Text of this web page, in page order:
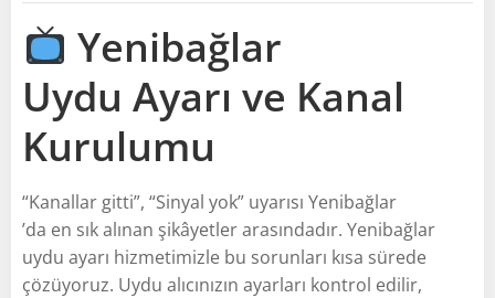
Yenibağlar
Uydu Ayarı ve Kanal
Kurulumu
“Kanallar gitti”, “Sinyal yok” uyarısı Yenibağlar
’da en sık alınan şikâyetler arasındadır. Yenibağlar
uydu ayarı hizmetimizle bu sorunları kısa sürede
çözüyoruz. Uydu alıcınızın ayarları kontrol edilir,